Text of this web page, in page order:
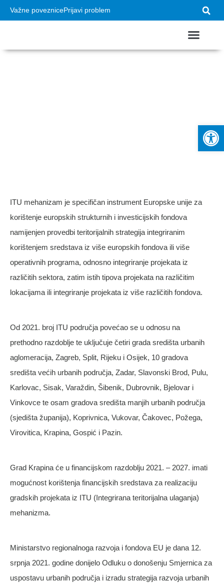
Važne poveznicePrijavi problem
ITU mehanizam je specifičan instrument Europske unije za
korištenje europskih strukturnih i investicijskih fondova
namijenjen provedbi teritorijalnih strategija integriranim
korištenjem sredstava iz više europskih fondova ili više
operativnih programa, odnosno integriranje projekata iz
različitih sektora, zatim istih tipova projekata na različitim
lokacijama ili integriranje projekata iz više različitih fondova.
Od 2021. broj ITU područja povećao se u odnosu na
prethodno razdoblje te uključuje četiri grada središta urbanih
aglomeracija, Zagreb, Split, Rijeku i Osijek, 10 gradova
središta većih urbanih područja, Zadar, Slavonski Brod, Pulu,
Karlovac, Sisak, Varaždin, Šibenik, Dubrovnik, Bjelovar i
Vinkovce te osam gradova središta manjih urbanih područja
(sjedišta županija), Koprivnica, Vukovar, Čakovec, Požega,
Virovitica, Krapina, Gospić i Pazin.
Grad Krapina će u financijskom razdoblju 2021. – 2027. imati
mogućnost korištenja financijskih sredstava za realizaciju
gradskih projekata iz ITU (Integrirana teritorijalna ulaganja)
mehanizma.
Ministarstvo regionalnoga razvoja i fondova EU je dana 12.
srpnja 2021. godine donijelo Odluku o donošenju Smjernica za
uspostavu urbanih područja i izradu strategija razvoja urbanih